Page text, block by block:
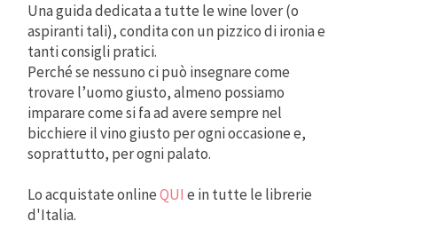
Una guida dedicata a tutte le wine lover (o
aspiranti tali), condita con un pizzico di ironia e
tanti consigli pratici.
Perché se nessuno ci può insegnare come
trovare l’uomo giusto, almeno possiamo
imparare come si fa ad avere sempre nel
bicchiere il vino giusto per ogni occasione e,
soprattutto, per ogni palato.
Lo acquistate onlineQUI e in tutte le librerie
d'Italia.